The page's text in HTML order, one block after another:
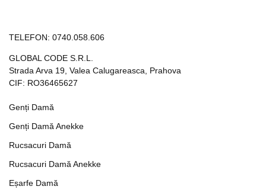
TELEFON: 0740.058.606
GLOBAL CODE S.R.L.
Strada Arva 19, Valea Calugareasca, Prahova
CIF: RO36465627
Genți Damă
Genți Damă Anekke
Rucsacuri Damă
Rucsacuri Damă Anekke
Eșarfe Damă